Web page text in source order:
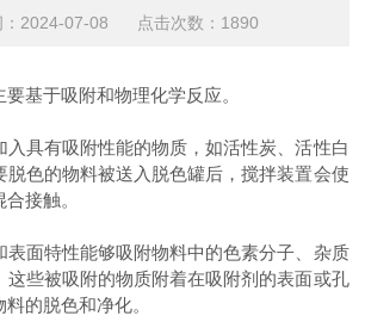
：2024-07-08 点击次数：1890
基于吸附和物理化学反应。
入具有吸附性能的物质，如活性炭、活性白
脱色的物料被送入脱色罐后，搅拌装置会使
接触。
表面特性能够吸附物料中的色素分子、杂质
这些被吸附的物质附着在吸附剂的表面或孔
的脱色和净化。